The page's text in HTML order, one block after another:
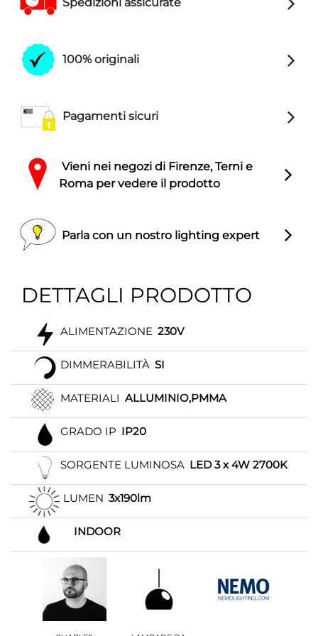
Spedizioni assicurate
100% originali
Pagamenti sicuri
Vieni nei negozi di Firenze, Terni e
Roma per vedere il prodotto
Parla con un nostro lighting expert
DETTAGLI PRODOTTO
ALIMENTAZIONE 230V
DIMMERABILITÀ SI
MATERIALI ALLUMINIO,PMMA
GRADO IP IP20
SORGENTE LUMINOSA LED 3 x 4W 2700K
LUMEN 3x190lm
INDOOR